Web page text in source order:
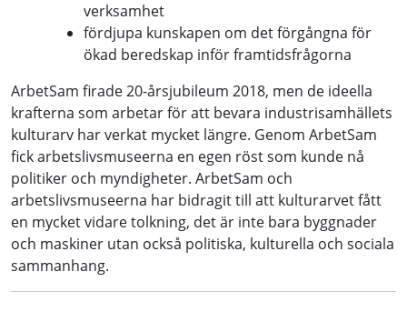
verksamhet
fördjupa kunskapen om det förgångna för
ökad beredskap inför framtidsfrågorna
ArbetSam firade 20-årsjubileum 2018, men de ideella
krafterna som arbetar för att bevara industrisamhällets
kulturarv har verkat mycket längre. Genom ArbetSam
fick arbetslivsmuseerna en egen röst som kunde nå
politiker och myndigheter. ArbetSam och
arbetslivsmuseerna har bidragit till att kulturarvet fått
en mycket vidare tolkning, det är inte bara byggnader
och maskiner utan också politiska, kulturella och sociala
sammanhang.